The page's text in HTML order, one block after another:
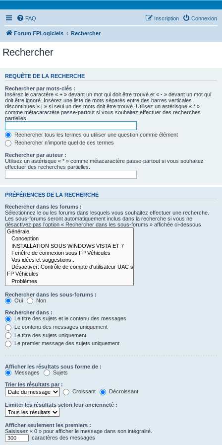
FAQ Connexion
Inscription
Forum FPLogiciels Rechercher
Rechercher
REQUÊTE DE LA RECHERCHE
Rechercher par mots-clés :
Insérez le caractère « + » devant un mot qui doit être trouvé et « - » devant un mot qui
doit être ignoré. Insérez une liste de mots séparés entre des barres verticales
discontinues « | » si seul un des mots doit être trouvé. Utilisez un astérisque « * »
comme métacaractère passe-partout si vous souhaitez effectuer des recherches
partielles.
Rechercher tous les termes ou utiliser une question comme élément
Rechercher n’importe quel de ces termes
Rechercher par auteur :
Utilisez un astérisque « * » comme métacaractère passe-partout si vous souhaitez
effectuer des recherches partielles.
PRÉFÉRENCES DE LA RECHERCHE
Rechercher dans les forums :
Sélectionnez le ou les forums dans lesquels vous souhaitez effectuer une recherche.
Les sous-forums seront automatiquement inclus dans la recherche si vous ne
désactivez pas l’option « Rechercher dans les sous-forums » affichée ci-dessous.
Rechercher dans les sous-forums :
Oui
Non
Rechercher dans :
Le titre des sujets et le contenu des messages
Le contenu des messages uniquement
Le titre des sujets uniquement
Le premier message des sujets uniquement
Afficher les résultats sous forme de :
Messages
Sujets
Trier les résultats par :
Croissant
Décroissant
Limiter les résultats selon leur ancienneté :
Afficher seulement les premiers :
Saisissez « 0 » pour afficher le message dans son intégralité.
caractères des messages